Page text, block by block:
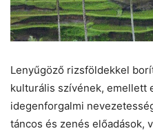
Lenyűgöző rizsföldekkel
kulturális szívének, emellett
idegenforgalmi
táncos és zenés előadások,